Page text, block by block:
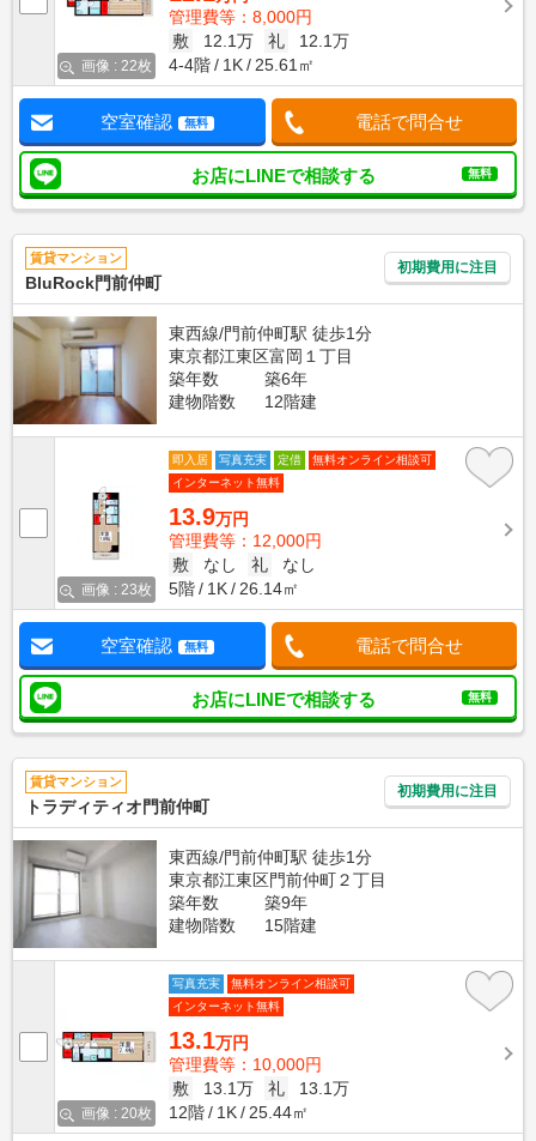
画像 : 22枚
管理費等：8,000円
敷
12.1万 礼
12.1万
4-4階
1K 25.61㎡
空室確認 無料 電話で問合せ
お店にLINEで相談する 無料
賃貸マンション
BluRock門前仲町
初期費用に注目
東西線/門前仲町駅 徒歩1分
東京都江東区富岡１丁目
築年数
築6年
建物階数
12階建
画像 : 23枚
即入居 写真充実 定借
無料オンライン相談可
インターネット無料
13.9万円
管理費等：12,000円
敷
なし 礼
なし
5階
1K 26.14㎡
空室確認 無料 電話で問合せ
お店にLINEで相談する 無料
賃貸マンション
トラディティオ門前仲町
初期費用に注目
東西線/門前仲町駅 徒歩1分
東京都江東区門前仲町２丁目
築年数
築9年
建物階数
15階建
画像 : 20枚
写真充実
無料オンライン相談可
インターネット無料
13.1万円
管理費等：10,000円
敷
13.1万 礼
13.1万
12階
1K 25.44㎡